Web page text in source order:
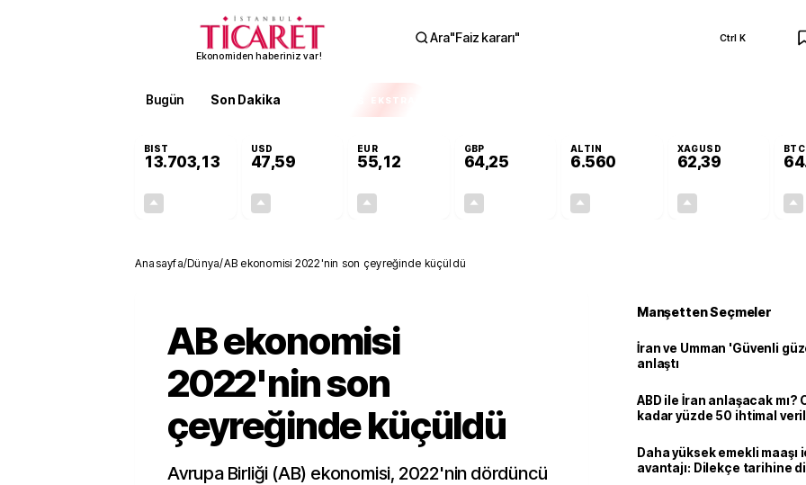
Ekonomiden haberiniz var!
Ara"Faiz kararı" Ctrl K
Bugün Son Dakika EKSTRA
BIST
13.703,13
USD
47,59
EUR
55,12
GBP
64,25
ALTIN
6.560
XAGUSD
62,39
BTC
Anasayfa/Dünya/AB ekonomisi 2022'nin son çeyreğinde küçüldü
AB ekonomisi
2022'nin son
çeyreğinde küçüldü
Avrupa Birliği (AB) ekonomisi, 2022'nin dördüncü
Manşetten Seçmeler
İran ve Umman 'Güvenli
anlaştı
ABD ile İran anlaşacak mı?
kadar yüzde 50 ihtimal
Daha yüksek emekli maaşı
avantajı: Dilekçe tarihine